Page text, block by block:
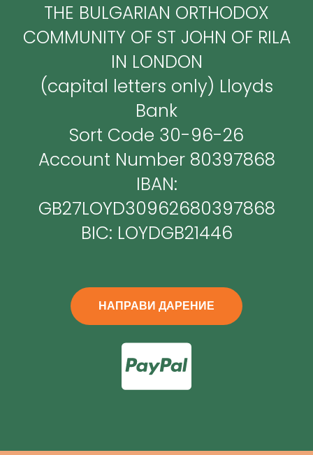
THE BULGARIAN ORTHODOX
COMMUNITY OF ST JOHN OF RILA
IN LONDON
(capital letters only) Lloyds
Bank
Sort Code 30-96-26
Account Number 80397868
IBAN:
GB27LOYD30962680397868
BIC: LOYDGB21446
НАПРАВИ ДАРЕНИЕ